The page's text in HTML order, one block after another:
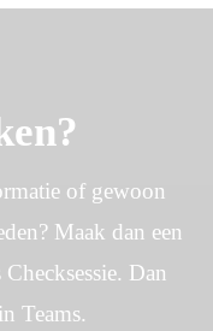
of gewoon
Maak dan een
Checksessie. Dan
Teams.